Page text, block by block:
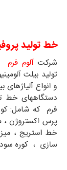
خط تولید
شرکتآلوم فرم
تولید بیلت
و انواع آلیاژهای
دستگاههای خط
فرم که شامل:
پرس اکستروژن ،
خط استریج ،
سازی ، کوره